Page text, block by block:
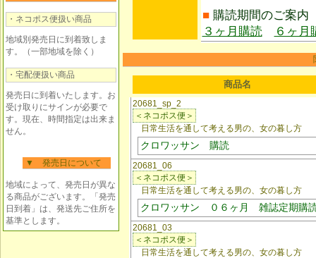
・ネコポス便扱い商品
地域別発売日に到着致しま
す。（一部地域を除く）
・宅配便扱い商品
発売日に到着いたします。お
受け取りにサインが必要で
す。現在、時間指定は出来ま
せん。
▼ 発売日について
地域によって、発売日が異な
る商品がございます。「発売
日到着」は、発送先ご住所を
基準とします。
■ 購読期間のご案内
３ヶ月購読
６ヶ月
商品名
20681_sp_2
＜ネコポス便＞
日常生活を通して考える男の、女の暮し方
クロワッサン 購読
20681_06
＜ネコポス便＞
日常生活を通して考える男の、女の暮し方
クロワッサン ０６ヶ月 雑誌定期購
20681_03
＜ネコポス便＞
日常生活を通して考える男の、女の暮し方